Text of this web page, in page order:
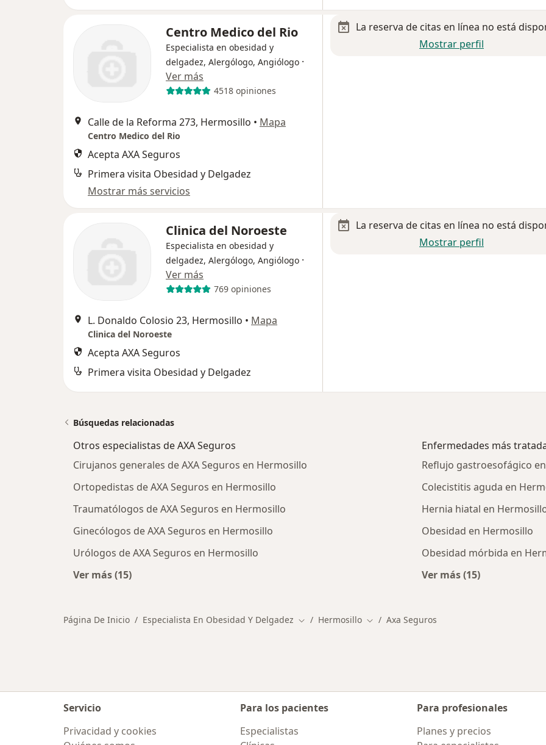
Centro Medico del Rio
Especialista en obesidad y
delgadez, Alergólogo, Angiólogo ·
Ver más
4518 opiniones
Calle de la Reforma 273, Hermosillo • Mapa
Centro Medico del Rio
Acepta AXA Seguros
Primera visita Obesidad y Delgadez
Mostrar más servicios
La reserva de citas en línea no está
Mostrar perfil
Clinica del Noroeste
Especialista en obesidad y
delgadez, Alergólogo, Angiólogo ·
Ver más
769 opiniones
L. Donaldo Colosio 23, Hermosillo • Mapa
Clinica del Noroeste
Acepta AXA Seguros
Primera visita Obesidad y Delgadez
La reserva de citas en línea no está
Mostrar perfil
Búsquedas relacionadas
Otros especialistas de AXA Seguros
Cirujanos generales de AXA Seguros en Hermosillo
Ortopedistas de AXA Seguros en Hermosillo
Traumatólogos de AXA Seguros en Hermosillo
Ginecólogos de AXA Seguros en Hermosillo
Urólogos de AXA Seguros en Hermosillo
Ver más (15)
Enfermedades más
Reflujo gastroesofágico
Colecistitis aguda en
Hernia hiatal en
Obesidad en Hermosillo
Obesidad mórbida en
Ver más (15)
Página De Inicio Especialista En Obesidad Y Delgadez Cambiar de ciudad
Hermosillo Cambiar de ciudad
Axa Seguros
Servicio
Privacidad y cookies
Para los pacientes
Especialistas
Para profesionales
Planes y precios